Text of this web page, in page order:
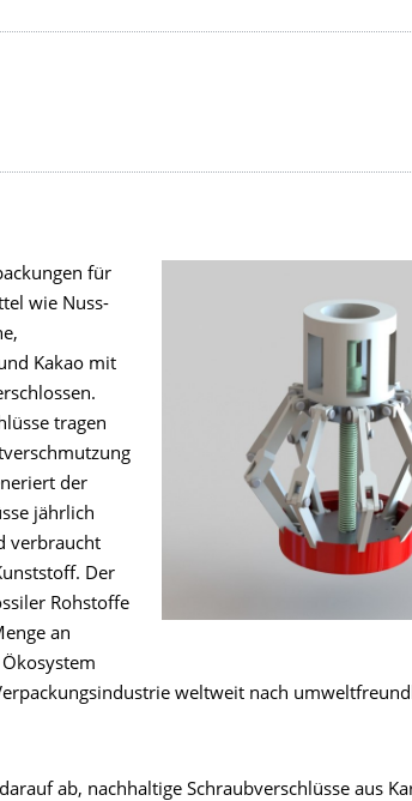
für
wie Nuss-
Kakao mit
tragen
der
jährlich
verbraucht
Der
Rohstoffe
an
weltweit nach
ab, nachhaltige Schraubverschlüsse aus